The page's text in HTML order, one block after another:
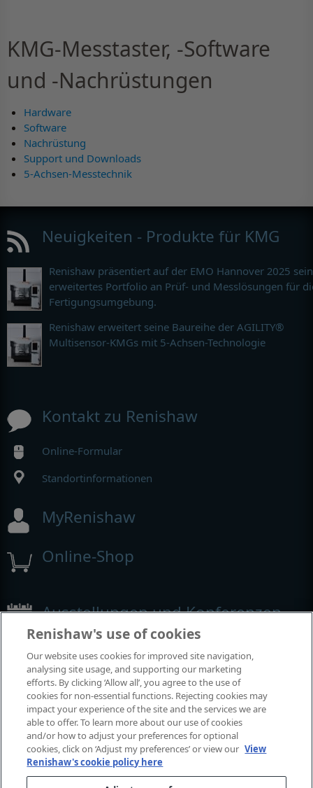
KMG-Messtaster, -Software
und -Nachrüstungen
Hardware
Software
Nachrüstung
Support und Downloads
5-Achsen-Messtechnik
Neuigkeiten - Produkte für KMG
Renishaw präsentiert auf der EMO Hannover 2025 sein
erweitertes Portfolio an Prüf- und Messlösungen für
Fertigungsumgebung.
Renishaw erweitert seine Baureihe der AGILITY®
Multisensor-KMGs mit 5-Achsen-Technologie
Kontakt zu Renishaw
Online-Formular
Standortinformationen
MyRenishaw
Online-Shop
Ausstellungen und Konferenzen
Renishaw's use of cookies
Our website uses cookies for improved site navigation,
analysing site usage, and supporting our marketing
efforts. By clicking ‘Allow all’, you agree to the use of
cookies for non-essential functions. Rejecting cookies may
impact your experience of the site and the services we are
able to offer. To learn more about our use of cookies
and/or how to adjust your preferences for optional
cookies, click on ‘Adjust my preferences’ or view our View
Renishaw's cookie policy here